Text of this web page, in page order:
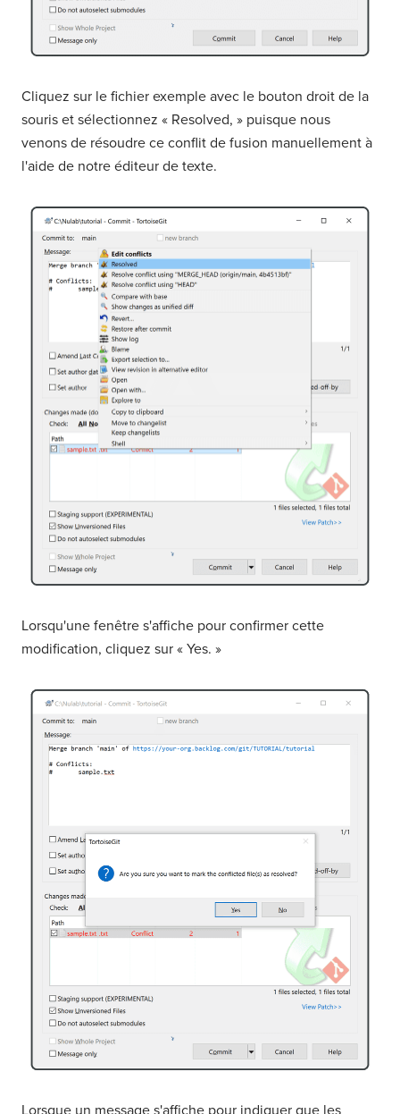
Cliquez sur le fichier exemple avec le bouton droit de la
souris et sélectionnez « Resolved, » puisque nous
venons de résoudre ce conflit de fusion manuellement à
l'aide de notre éditeur de texte.
Lorsqu'une fenêtre s'affiche pour confirmer cette
modification, cliquez sur « Yes. »
Lorsque un message s'affiche pour indiquer que les